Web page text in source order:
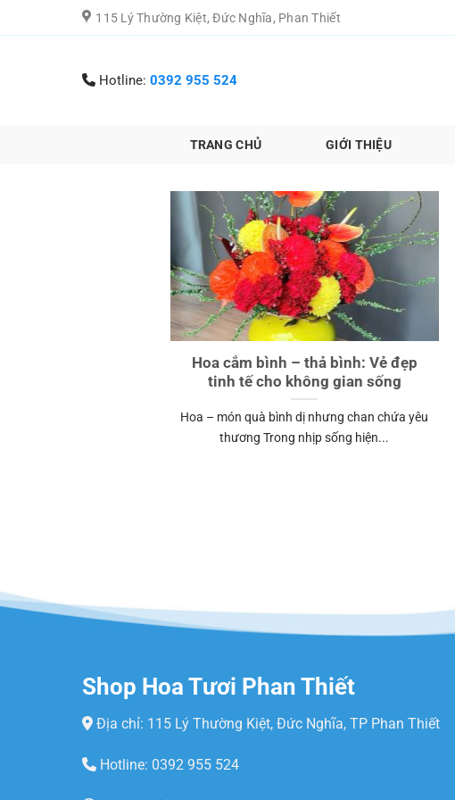
đến
115 Lý Thường Kiệt, Đức Nghĩa, Phan Thiết
Hotline: 0392 955 524
TRANG CHỦ GIỚI THIỆU
Hoa cắm bình – thả bình: Vẻ đẹp
tinh tế cho không gian sống
Hoa – món quà bình dị nhưng chan chứa yêu
thương Trong nhịp sống hiện...
Shop Hoa Tươi Phan Thiết
Địa chỉ: 115 Lý Thường Kiệt, Đức Nghĩa, TP Phan Thiết
Hotline: 0392 955 524